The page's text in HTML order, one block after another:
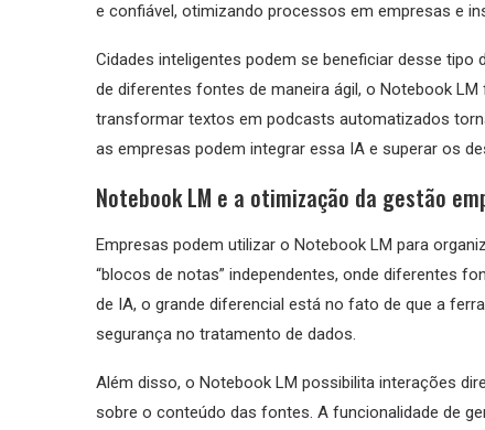
e confiável, otimizando processos em empresas e
Cidades inteligentes podem se beneficiar desse
de diferentes fontes de maneira ágil, o Notebook
transformar textos em podcasts automatizados
as empresas podem integrar essa IA e superar os
Notebook LM e a otimização da gestão
Empresas podem utilizar o Notebook LM para
“blocos de notas” independentes, onde diferentes
de IA, o grande diferencial está no fato de que a
segurança no tratamento de dados.
Além disso, o Notebook LM possibilita interações
sobre o conteúdo das fontes. A funcionalidade de